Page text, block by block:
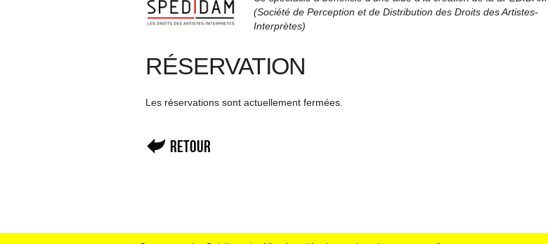
(Société de Perception et de Distribution des Droits des Artistes-
Interprètes)
RÉSERVATION
Les réservations sont actuellement fermées.
Retour